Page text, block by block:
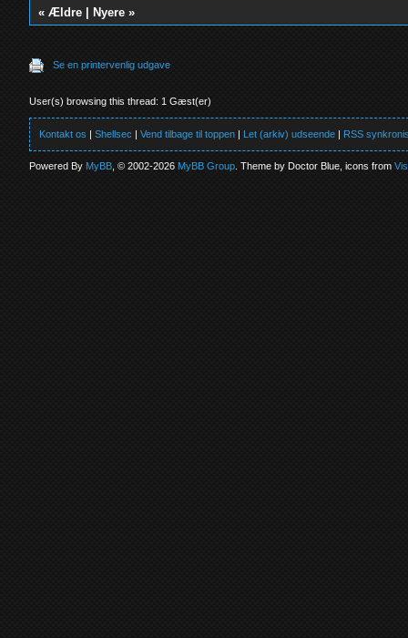
«Ældre Nyere »
Se en printervenlig udgave
User(s) browsing this thread: 1 Gæst(er)
Kontakt os |Shellsec |Vend tilbage til toppen | Let (arkiv) udseende | RSS
Powered ByMyBB , © 2002-2026MyBB Group . Theme by Doctor Blue, icons from